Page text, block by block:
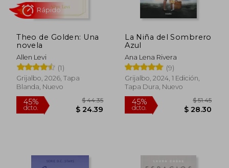
Theo de Golden: Una
novela
Allen Levi
(1)
Grijalbo, 2026, Tapa
Blanda, Nuevo
Rápido
La Niña del Sombrero
Azul
Ana Lena Rivera
(9)
Grijalbo, 2024, 1 Edición,
Tapa Dura, Nuevo